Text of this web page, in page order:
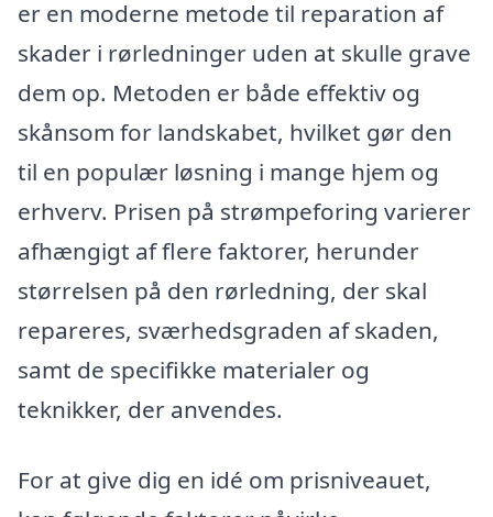
er en moderne metode til reparation af
skader i rørledninger uden at skulle grave
dem op. Metoden er både effektiv og
skånsom for landskabet, hvilket gør den
til en populær løsning i mange hjem og
erhverv. Prisen på strømpeforing varierer
afhængigt af flere faktorer, herunder
størrelsen på den rørledning, der skal
repareres, sværhedsgraden af skaden,
samt de specifikke materialer og
teknikker, der anvendes.
For at give dig en idé om prisniveauet,